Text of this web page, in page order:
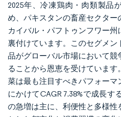
2025年、冷凍鶏肉・肉類製品
め、パキスタンの畜産セクター
カイバル・パフトゥンフワー
裏付けています。このセグメ
品がグローバル市場において
ることから恩恵を受けていま
菜は最も注目すべきパフォーマ
にかけてCAGR 7.38%で成長す
の急増は主に、利便性と多様